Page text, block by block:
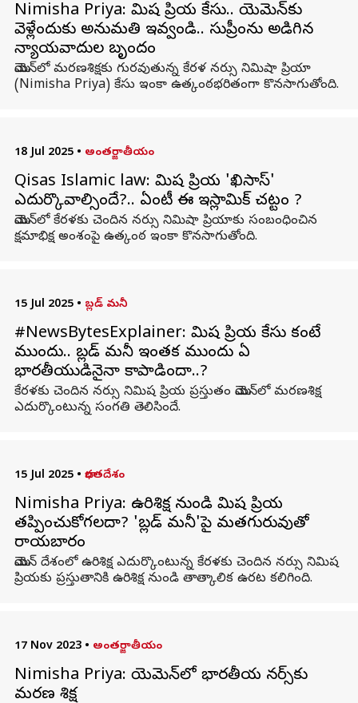
Nimisha Priya: నిమిష ప్రియ కేసు.. యెమెన్‌కు
వెళ్లేందుకు అనుమతి ఇవ్వండి.. సుప్రీంను అడిగిన
న్యాయవాదుల బృందం
యెమెన్‌లో మరణశిక్షకు గురవుతున్న కేరళ నర్సు నిమిషా ప్రియా
(Nimisha Priya) కేసు ఇంకా ఉత్కంఠభరితంగా కొనసాగుతోంది.
18 Jul 2025 • అంతర్జాతీయం
Qisas Islamic law: నిమిష ప్రియ 'ఖిసాస్'
ఎదుర్కొవాల్సిందే?.. ఏంటీ ఈ ఇస్లామిక్ చట్టం ?
యెమెన్‌లో కేరళకు చెందిన నర్సు నిమిషా ప్రియాకు సంబంధించిన
క్షమాభిక్ష అంశంపై ఉత్కంఠ ఇంకా కొనసాగుతోంది.
15 Jul 2025 • బ్లడ్‌ మనీ
#NewsBytesExplainer: నిమిష ప్రియ కేసు కంటే
ముందు.. బ్లడ్ మనీ ఇంతక ముందు ఏ
భారతీయుడినైనా కాపాడిందా..?
కేరళకు చెందిన నర్సు నిమిష ప్రియ ప్రస్తుతం యెమెన్‌లో మరణశిక్ష
ఎదుర్కొంటున్న సంగతి తెలిసిందే.
15 Jul 2025 • భారతదేశం
Nimisha Priya: ఉరిశిక్ష నుండి నిమిష ప్రియ
తప్పించుకోగలదా? 'బ్లడ్ మనీ'పై మతగురువుతో
రాయబారం
యెమెన్ దేశంలో ఉరిశిక్ష ఎదుర్కొంటున్న కేరళకు చెందిన నర్సు నిమిష
ప్రియకు ప్రస్తుతానికి ఉరిశిక్ష నుండి తాత్కాలిక ఉరట కలిగింది.
17 Nov 2023 • అంతర్జాతీయం
Nimisha Priya: యెమెన్‌లో భారతీయ నర్స్‌కు
మరణ శిక్ష